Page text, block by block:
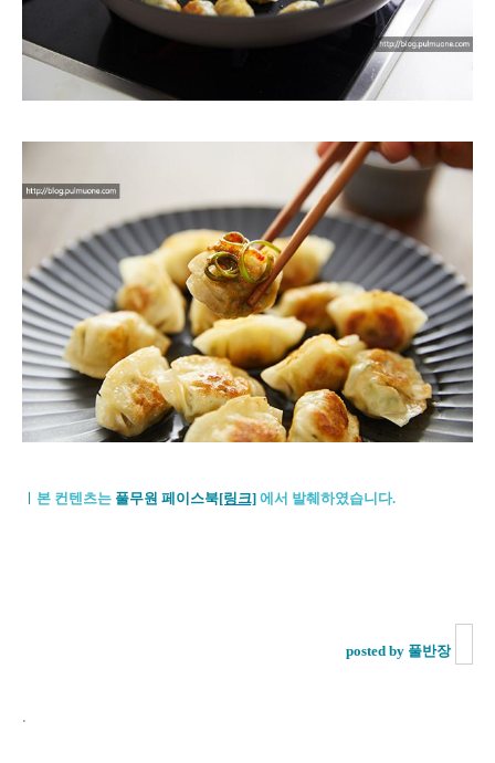
본 컨텐츠는 풀무원 페이스북[링크] 에서 발췌하였습니다.
posted by 풀반장
.